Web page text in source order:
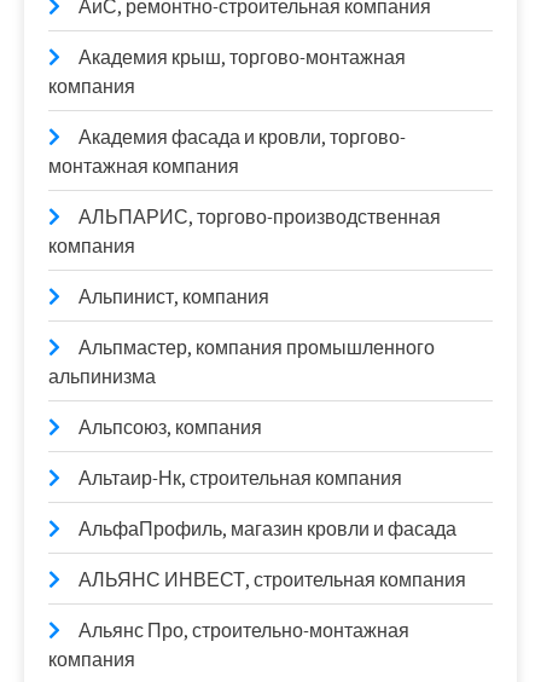
АиС, ремонтно-строительная компания
Академия крыш, торгово-монтажная
компания
Академия фасада и кровли, торгово-
монтажная компания
АЛЬПАРИС, торгово-производственная
компания
Альпинист, компания
Альпмастер, компания промышленного
альпинизма
Альпсоюз, компания
Альтаир-Нк, строительная компания
АльфаПрофиль, магазин кровли и фасада
АЛЬЯНС ИНВЕСТ, строительная компания
Альянс Про, строительно-монтажная
компания